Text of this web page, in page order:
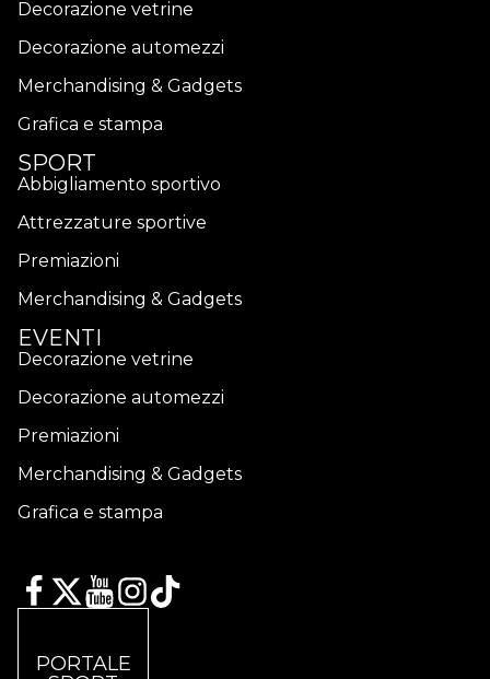
Decorazione vetrine
Decorazione automezzi
Merchandising & Gadgets
Grafica e stampa
SPORT
Abbigliamento sportivo
Attrezzature sportive
Premiazioni
Merchandising & Gadgets
EVENTI
Decorazione vetrine
Decorazione automezzi
Premiazioni
Merchandising & Gadgets
Grafica e stampa
PORTALE